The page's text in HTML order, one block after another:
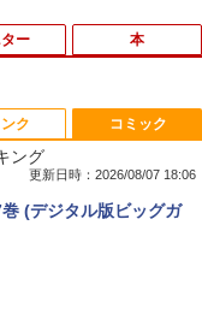
ブレットPC New F
売) グレー B0B2SD
モデル /ストレージ：
ー
ス 241V8/11 / 23.8型
レイ FullHD/HDMI
中古/送料無料】※沖
本
は消えたのか？
ブラック
Flo Milli, ATL Jacob
ンク
い・ろ・は・す 2L P
コミック
ング
更新日時：2026/08/07 18:06
(デジタル版ビッグガ